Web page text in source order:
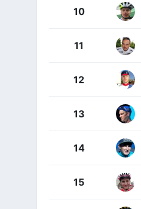
10
11
12
13
14
15